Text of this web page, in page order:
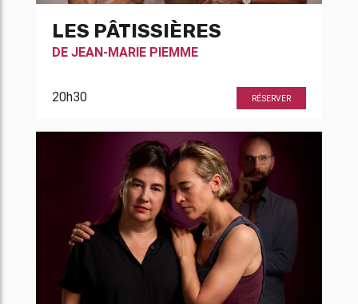
LES PÂTISSIÈRES
DE JEAN-MARIE PIEMME
20h30 RÉSERVER